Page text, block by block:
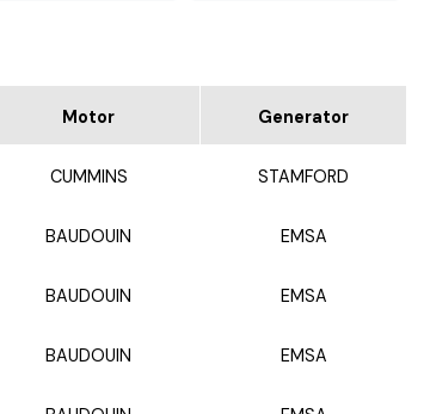
Motor Generator
CUMMINS STAMFORD
BAUDOUIN EMSA
BAUDOUIN EMSA
BAUDOUIN EMSA